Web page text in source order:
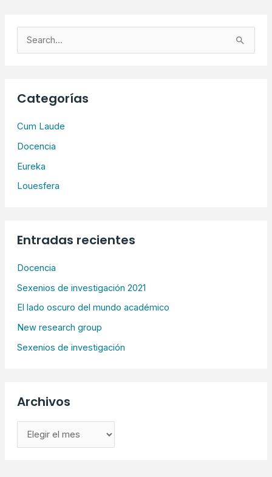
u
a
r
p
Categorías
Cum Laude
Docencia
Eureka
Louesfera
Entradas recientes
Docencia
Sexenios de investigación 2021
El lado oscuro del mundo académico
New research group
Sexenios de investigación
Archivos
r